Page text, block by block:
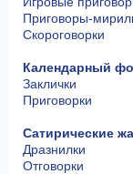
Приговоры-
Скороговорки
Календарный
Заклички
Приговорки
Сатирические
Дразнилки
Отговорки